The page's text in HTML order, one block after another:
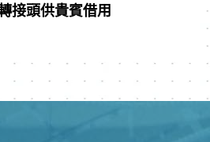
接頭供貴賓借用